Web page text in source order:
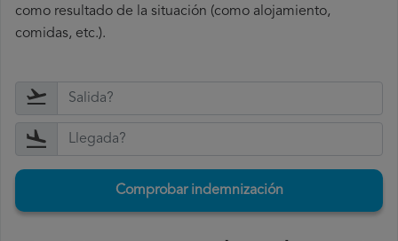
como resultado de la situación (como alojamiento,
comidas, etc.).
Comprobar indemnización